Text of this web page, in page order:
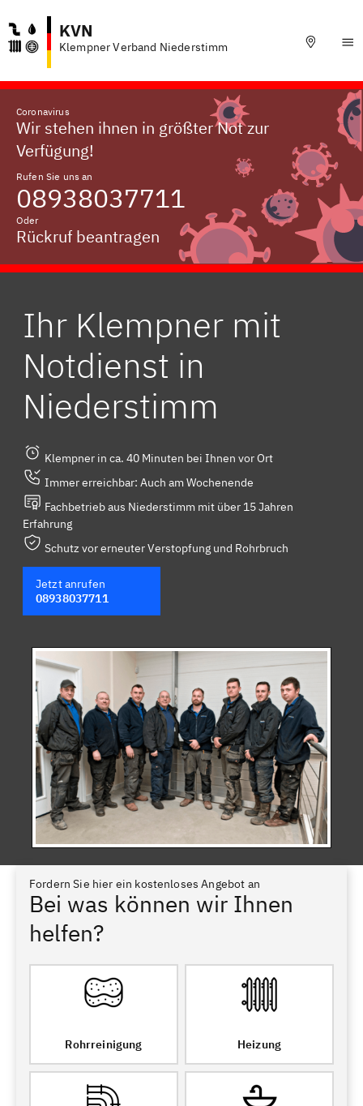
KVN
Klempner Verband Niederstimm
Coronavirus
Wir stehen ihnen in größter Not zur
Verfügung!
Rufen Sie uns an
08938037711
Oder
Rückruf beantragen
Ihr Klempner mit
Notdienst in
Niederstimm
Klempner in ca. 40 Minuten bei Ihnen vor Ort
Immer erreichbar: Auch am Wochenende
Fachbetrieb aus Niederstimm mit über 15 Jahren
Erfahrung
Schutz vor erneuter Verstopfung und Rohrbruch
Jetzt anrufen
08938037711
Fordern Sie hier ein kostenloses Angebot an
Bei was können wir Ihnen
helfen?
Rohrreinigung Heizung